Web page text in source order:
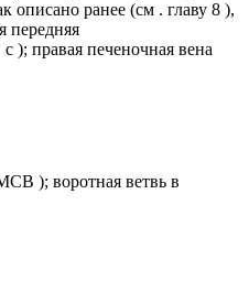
описано ранее (см . главу 8 ),
передняя
); правая печеночная вена
); воротная ветвь в